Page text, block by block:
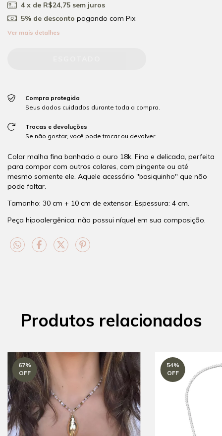
4 x de R$24,75 sem juros
5% de desconto pagando com Pix
Ver mais detalhes
Compra protegida
Seus dados cuidados durante toda a compra.
Trocas e devoluções
Se não gostar, você pode trocar ou devolver.
Colar malha fina banhado a ouro 18k. Fina e delicada, perfeita
para compor com outros colares, com pingente ou até
mesmo somente ele. Aquele acessório "basiquinho" que não
pode faltar.
Tamanho: 30 cm + 10 cm de extensor. Espessura: 4 cm.
Peça hipoalergênica: não possui níquel em sua composição.
Produtos relacionados
67%
OFF
54%
OFF